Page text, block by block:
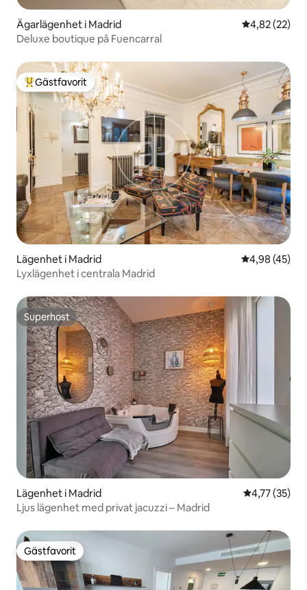
Ägarlägenhet i Madrid 4,82 av 5 i
4,82 (22)
Deluxe boutique på Fuencarral
Populär gästfavorit
Gästfavorit
Lägenhet i Madrid 4,98 av 5 i
4,98 (45)
Lyxlägenhet i centrala Madrid
Superhost
Superhost
Lägenhet i Madrid 4,77 av 5 i
4,77 (35)
Ljus lägenhet med privat jacuzzi – Madrid
Gästfavorit
Gästfavorit